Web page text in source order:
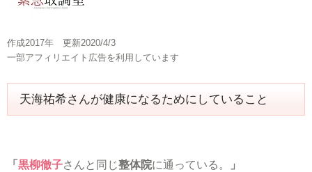
作成2017年 更新2020/4/3
一部アフィリエイト広告を利用しています
天海祐希さんが健康になるためにしていること
「 黒柳徹子さんと同じ整体院に通っている。 」